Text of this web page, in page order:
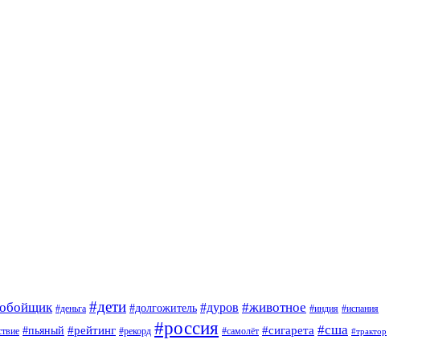
#деньга #дети #долгожитель #дуров #животное #индия #испания
#пьяный #рейтинг #рекорд #россия #самолёт #сигарета #сша #трактор